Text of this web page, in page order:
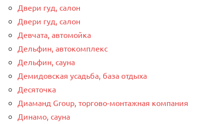
Двери гуд, салон
Двери гуд, салон
Девчата, автомойка
Дельфин, автокомплекс
Дельфин, сауна
Демидовская усадьба, база отдыха
Десяточка
Диаманд Group, торгово-монтажная компания
Динамо, сауна